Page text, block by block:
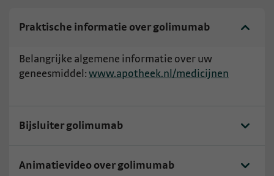
Praktische informatie over golimumab
Belangrijke algemene informatie over uw
geneesmiddel: www.apotheek.nl/medicijnen
Bijsluiter golimumab
Animatievideo over golimumab